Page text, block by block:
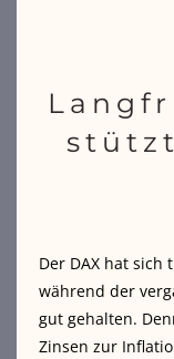
Der DAX hat
während der
gut gehalten.
Zinsen zur